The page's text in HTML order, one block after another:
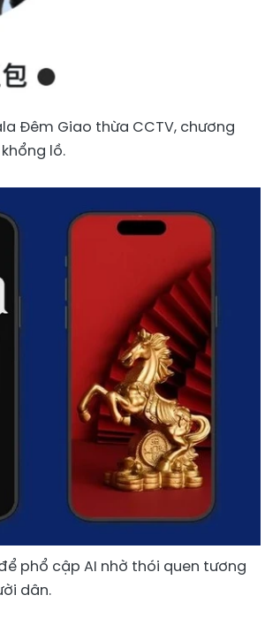
Đêm Giao thừa CCTV, chương
lồ.
phổ cập AI nhờ thói quen tương
dân.